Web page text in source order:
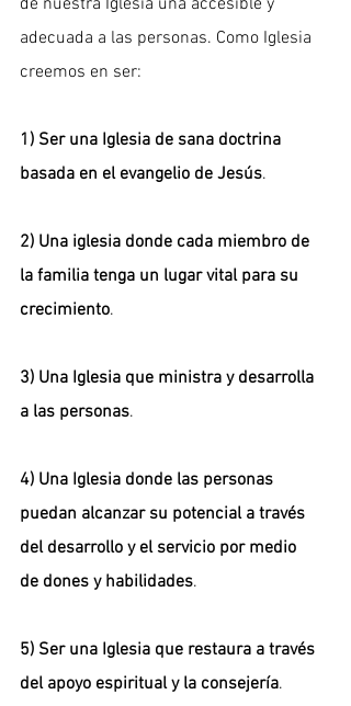
de nuestra Iglesia una accesible y
adecuada a las personas. Como Iglesia
creemos en ser:
1) Ser una Iglesia de sana doctrina
basada en el evangelio de Jesús.
2) Una iglesia donde cada miembro de
la familia tenga un lugar vital para su
crecimiento.
3) Una Iglesia que ministra y desarrolla
a las personas.
4) Una Iglesia donde las personas
puedan alcanzar su potencial a través
del desarrollo y el servicio por medio
de dones y habilidades.
5) Ser una Iglesia que restaura a través
del apoyo espiritual y la consejería.